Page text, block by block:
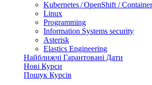
Kubernetes / OpenShift / Container
Linux
Programming
Information Systems security
Asterisk
Elastics Engineering
Найближчі Гарантовані Дати
Нові Курси
Пошук Курсів